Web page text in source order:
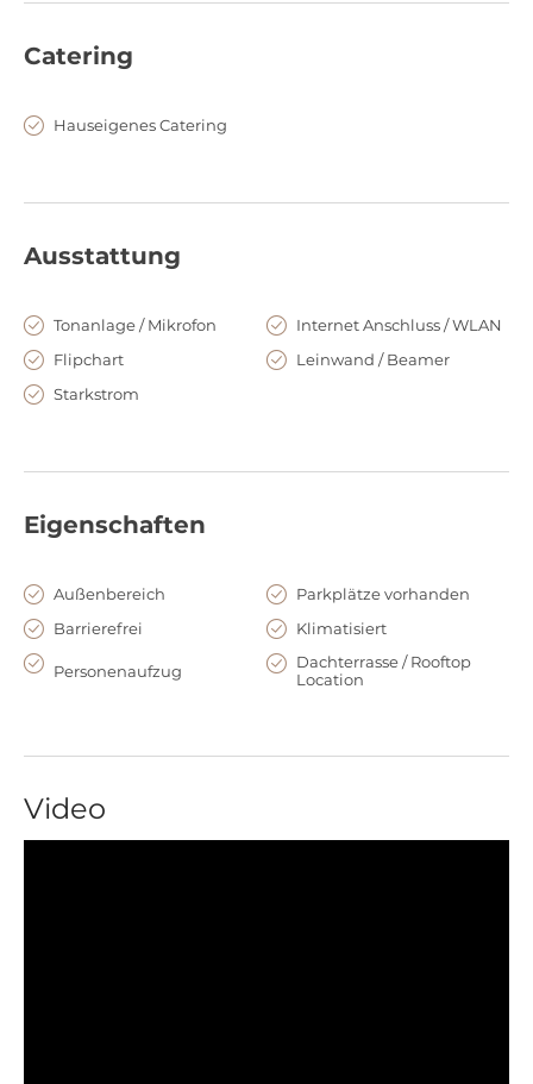
ein unverbindliches Angebot machen.
Catering
Hauseigenes Catering
Ausstattung
Tonanlage / Mikrofon
Internet Anschluss / WLAN
Flipchart
Leinwand / Beamer
Starkstrom
Eigenschaften
Außenbereich
Parkplätze vorhanden
Barrierefrei
Klimatisiert
Personenaufzug
Dachterrasse / Rooftop
Location
Video